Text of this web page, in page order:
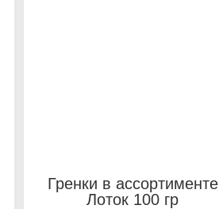
Гренки в ассортименте
Лоток 100 гр